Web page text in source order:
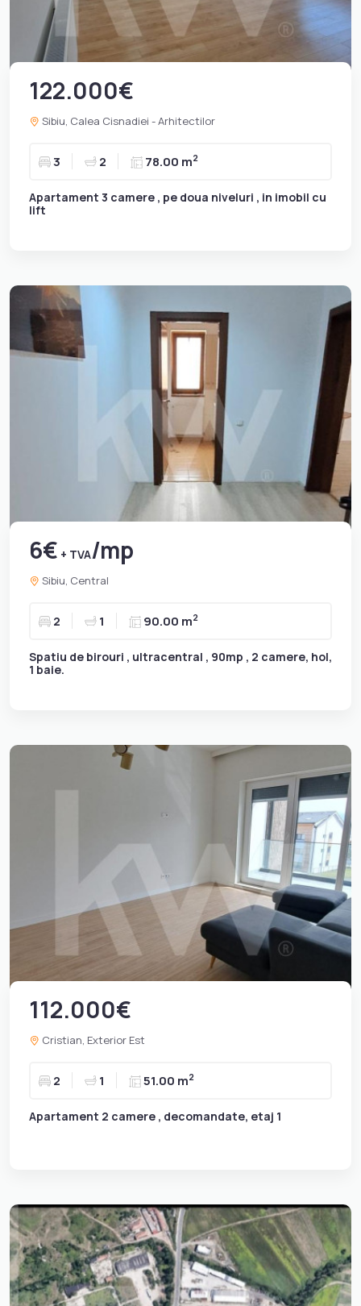
122.000€
Sibiu, Calea Cisnadiei - Arhitectilor
3 2 78.00 m2
Apartament 3 camere , pe doua niveluri , in imobil cu
lift
6€ + TVA/mp
Sibiu, Central
2 1 90.00 m2
Spatiu de birouri , ultracentral , 90mp , 2 camere, hol,
1 baie.
112.000€
Cristian, Exterior Est
2 1 51.00 m2
Apartament 2 camere , decomandate, etaj 1